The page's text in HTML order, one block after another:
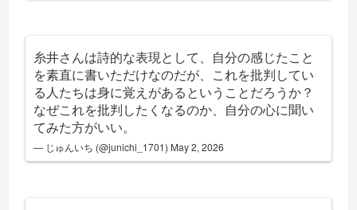
糸井さんは詩的な表現として、自分の感じたこと
を素直に書いただけなのだが、これを批判してい
る人たちは身に覚えがあるということだろうか？
なぜこれを批判したくなるのか、自分の心に聞い
てみた方がいい。
— じゅんいち (@junichi_1701) May 2, 2026